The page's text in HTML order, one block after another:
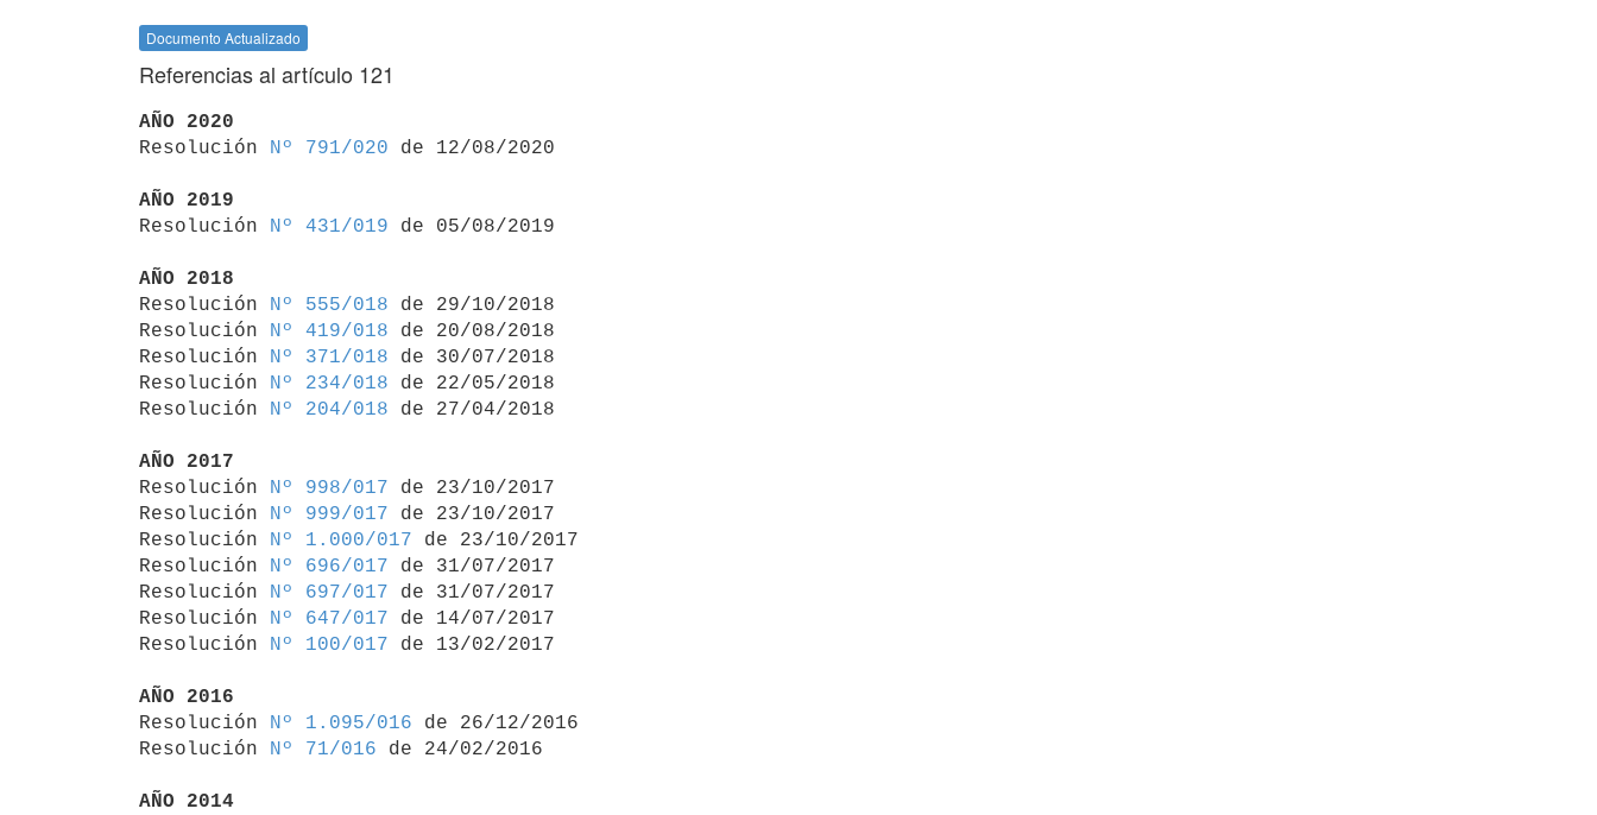
Documento Actualizado
Referencias al artículo 121
AÑO 2020
Resolución
Nº 791/020 de 12/08/2020
AÑO 2019
Resolución
Nº 431/019 de 05/08/2019
AÑO 2018
Resolución
Nº 555/018 de 29/10/2018
Resolución
Nº 419/018 de 20/08/2018
Resolución
Nº 371/018 de 30/07/2018
Resolución
Nº 234/018 de 22/05/2018
Resolución
Nº 204/018 de 27/04/2018
AÑO 2017
Resolución
Nº 998/017 de 23/10/2017
Resolución
Nº 999/017 de 23/10/2017
Resolución
Nº 1.000/017 de 23/10/2017
Resolución
Nº 696/017 de 31/07/2017
Resolución
Nº 697/017 de 31/07/2017
Resolución
Nº 647/017 de 14/07/2017
Resolución
Nº 100/017 de 13/02/2017
AÑO 2016
Resolución
Nº 1.095/016 de 26/12/2016
Resolución
Nº 71/016 de 24/02/2016
AÑO 2014